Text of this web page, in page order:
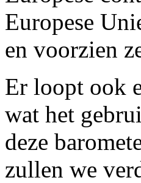
Europese
en voorzien
Er loopt ook
wat het
deze
zullen we